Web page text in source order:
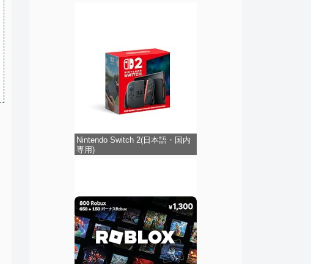
Nintendo Switch 2(日本語・国内
専用)